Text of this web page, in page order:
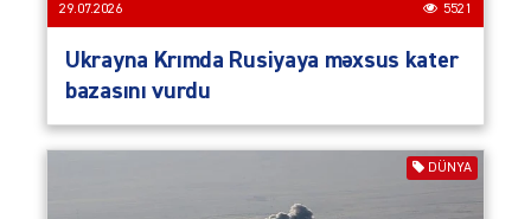
29.07.2026 5521
Ukrayna Krımda Rusiyaya məxsus kater
bazasını vurdu
DÜNYA